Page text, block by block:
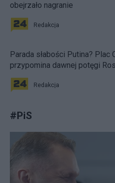
obejrzało nagranie
Redakcja
Parada słabości Putina? Plac
przypomina dawnej potęgi
Redakcja
#PiS